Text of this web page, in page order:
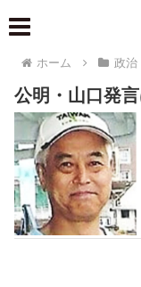
ホーム 政治
公明・山口発